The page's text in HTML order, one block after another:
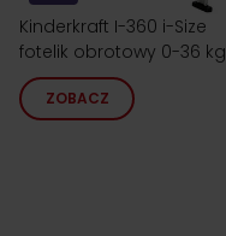
Kinderkraft I-360 i-Size
fotelik obrotowy 0-36 kg
ZOBACZ